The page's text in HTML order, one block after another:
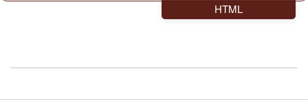
HTML